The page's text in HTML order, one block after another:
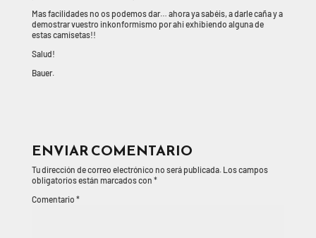
Mas facilidades no os podemos dar… ahora ya sabéis, a darle caña y a
demostrar vuestro inkonformismo por ahi exhibiendo alguna de
estas camisetas!!
Salud!
Bauer.
ENVIAR COMENTARIO
Tu dirección de correo electrónico no será publicada. Los campos
obligatorios están marcados con *
Comentario *